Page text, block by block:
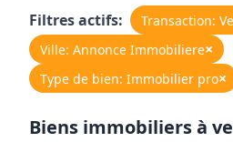
Filtres actifs: Transaction:
Ville: Annonce Immobiliere×
Type de bien: Immobilier pro×
Biens immobiliers à